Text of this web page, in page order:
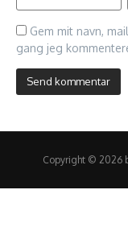
Gem mit navn,
gang jeg
Copyright © 2026